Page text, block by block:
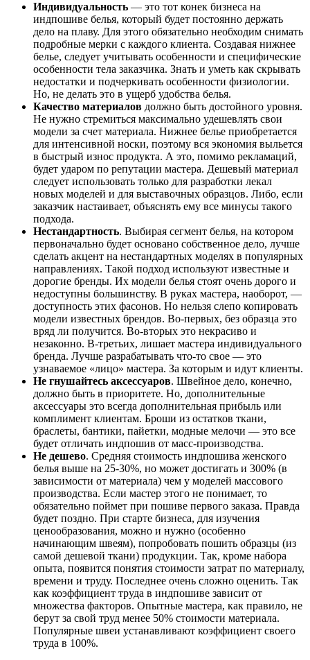
Индивидуальность — это тот конек бизнеса на
индпошиве белья, который будет постоянно держать
дело на плаву. Для этого обязательно необходим снимать
подробные мерки с каждого клиента. Создавая нижнее
белье, следует учитывать особенности и специфические
особенности тела заказчика. Знать и уметь как скрывать
недостатки и подчеркивать особенности физиологии.
Но, не делать это в ущерб удобства белья.
Качество материалов должно быть достойного уровня.
Не нужно стремиться максимально удешевлять свои
модели за счет материала. Нижнее белье приобретается
для интенсивной носки, поэтому вся экономия выльется
в быстрый износ продукта. А это, помимо рекламаций,
будет ударом по репутации мастера. Дешевый материал
следует использовать только для разработки лекал
новых моделей и для выставочных образцов. Либо, если
заказчик настаивает, объяснять ему все минусы такого
подхода.
Нестандартность. Выбирая сегмент белья, на котором
первоначально будет основано собственное дело, лучше
сделать акцент на нестандартных моделях в популярных
направлениях. Такой подход используют известные и
дорогие бренды. Их модели белья стоят очень дорого и
недоступны большинству. В руках мастера, наоборот, —
доступность этих фасонов. Но нельзя слепо копировать
модели известных брендов. Во-первых, без образца это
вряд ли получится. Во-вторых это некрасиво и
незаконно. В-третьих, лишает мастера индивидуального
бренда. Лучше разрабатывать что-то свое — это
узнаваемое «лицо» мастера. За которым и идут клиенты.
Не гнушайтесь аксессуаров. Швейное дело, конечно,
должно быть в приоритете. Но, дополнительные
аксессуары это всегда дополнительная прибыль или
комплимент клиентам. Броши из остатков ткани,
браслеты, бантики, пайетки, модные мелочи — это все
будет отличать индпошив от масс-производства.
Не дешево. Средняя стоимость индпошива женского
белья выше на 25-30%, но может достигать и 300% (в
зависимости от материала) чем у моделей массового
производства. Если мастер этого не понимает, то
обязательно поймет при пошиве первого заказа. Правда
будет поздно. При старте бизнеса, для изучения
ценообразования, можно и нужно (особенно
начинающим швеям), попробовать пошить образцы (из
самой дешевой ткани) продукции. Так, кроме набора
опыта, появится понятия стоимости затрат по материалу,
времени и труду. Последнее очень сложно оценить. Так
как коэффициент труда в индпошиве зависит от
множества факторов. Опытные мастера, как правило, не
берут за свой труд менее 50% стоимости материала.
Популярные швеи устанавливают коэффициент своего
труда в 100%.